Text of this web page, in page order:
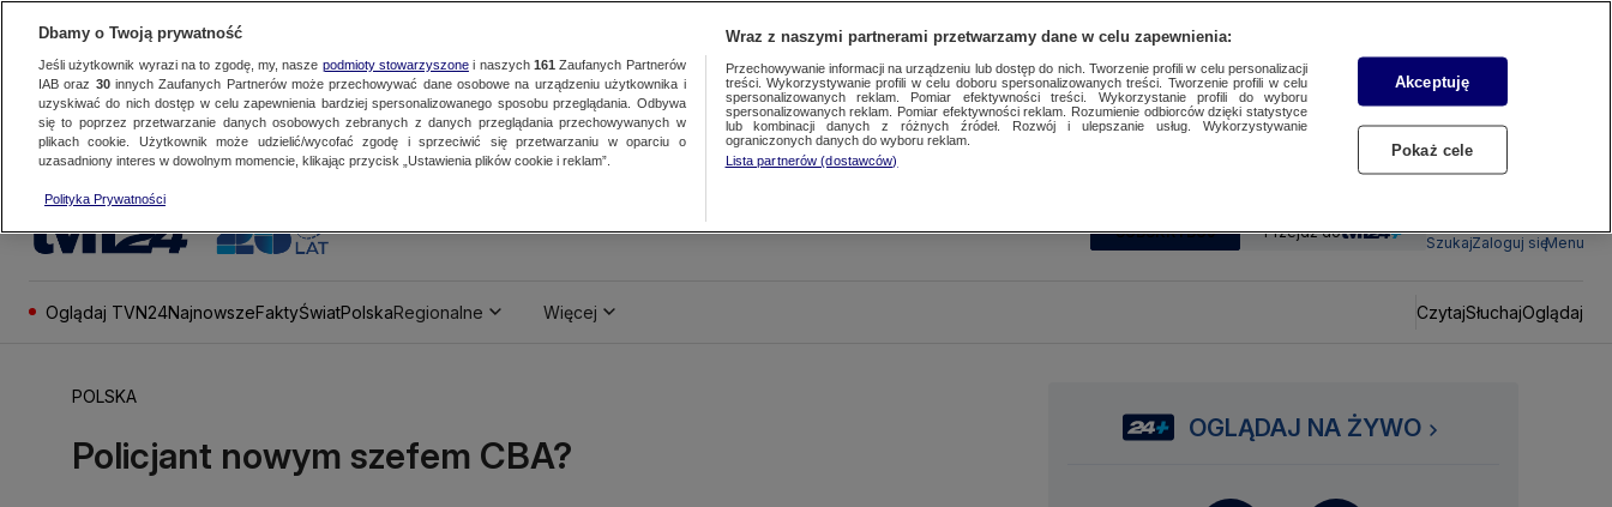
SUBSKRYBUJ Przejdź do
SzukajZaloguj sięMenu
Oglądaj TVN24NajnowszeFaktyŚwiatPolskaRegionalne Więcej CzytajSłuchajOglądaj
POLSKA
Policjant nowym szefem CBA?
OGLĄDAJ NA ŻYWO
Dbamy o Twoją prywatność
Jeśli użytkownik wyrazi na to zgodę, my, nasze podmioty stowarzyszonei naszych 161 Zaufanych Partnerów
IAB oraz 30innych Zaufanych Partnerów może przechowywać dane osobowe na urządzeniu użytkownika i
uzyskiwać do nich dostęp w celu zapewnienia bardziej spersonalizowanego sposobu przeglądania. Odbywa
się to poprzez przetwarzanie danych osobowych zebranych z danych przeglądania przechowywanych w
plikach cookie. Użytkownik może udzielić/wycofać zgodę i sprzeciwić się przetwarzaniu w oparciu o
uzasadniony interes w dowolnym momencie, klikając przycisk „Ustawienia plików cookie i reklam”.
Polityka Prywatności
Wraz z naszymi partnerami przetwarzamy dane w celu zapewnienia:
Przechowywanie informacji na urządzeniu lub dostęp do nich. Tworzenie profili w celu personalizacji
treści. Wykorzystywanie profili w celu doboru spersonalizowanych treści. Tworzenie profili w celu
spersonalizowanych reklam. Pomiar efektywności treści. Wykorzystanie profili do wyboru
spersonalizowanych reklam. Pomiar efektywności reklam. Rozumienie odbiorców dzięki statystyce
lub kombinacji danych z różnych źródeł. Rozwój i ulepszanie usług. Wykorzystywanie
ograniczonych danych do wyboru reklam.
Lista partnerów (dostawców)
Akceptuję
Pokaż cele